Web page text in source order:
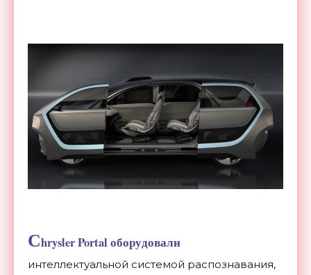
Chrysler Portal оборудовали
интеллектуальной системой распознавания,